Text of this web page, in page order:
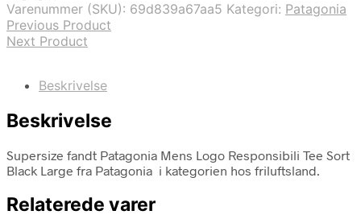
Varenummer (SKU): 69d839a67aa5 Kategori: Patagonia
Previous Product
Next Product
Beskrivelse
Beskrivelse
Supersize fandt Patagonia Mens Logo Responsibili Tee Sort
Black Large fra Patagonia i kategorien hos friluftsland.
Relaterede varer